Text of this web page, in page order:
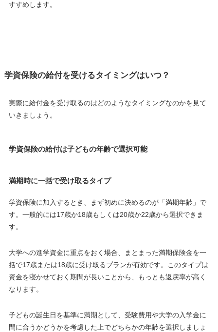
すすめします。
学資保険の給付を受けるタイミングはいつ？
実際に給付金を受け取るのはどのようなタイミングなのかを見て
いきましょう。
学資保険の給付は子どもの年齢で選択可能
満期時に一括で受け取るタイプ
学資保険に加入するとき、まず初めに決めるのが「満期年齢 」で
す。一般的には17歳か18歳もしくは20歳か22歳から選択できま
す。
大学への進学資金に重点をおく 場合、
まとまった満期保険金を一
括で17歳または18歳に受け取るプランが有効です。このタイプは
資金を寝かせておく期間が長いことから、もっとも返戻率が高く
なります。
子どもの誕生日を基準に満期として、受験費用や大学の入学金に
間に合うかどうかを考慮した上でどちらかの年齢を選択しましょ